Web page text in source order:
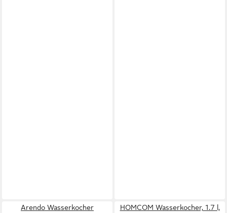
Arendo Wasserkocher HOMCOM Wasserkocher, 1.7 l,